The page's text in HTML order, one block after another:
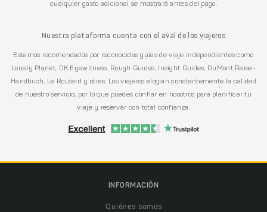
cualquier gasto adicional se mostrará antes del pago.
Nuestra plataforma cuenta con el aval de los viajeros
Estamos recomendados por reconocidas guías de viaje independientes como
Lonely Planet, DK Eyewitness, Rough Guides, Insight Guides, DuMont Reise-
Handbuch, Le Routard y otras. Los viajeros elogian constantemente la calidad
de nuestro servicio, por lo que puedes confiar en nosotros para planificar tu
viaje y reservar con total confianza.
INFORMACIÓN
Quiénes somos